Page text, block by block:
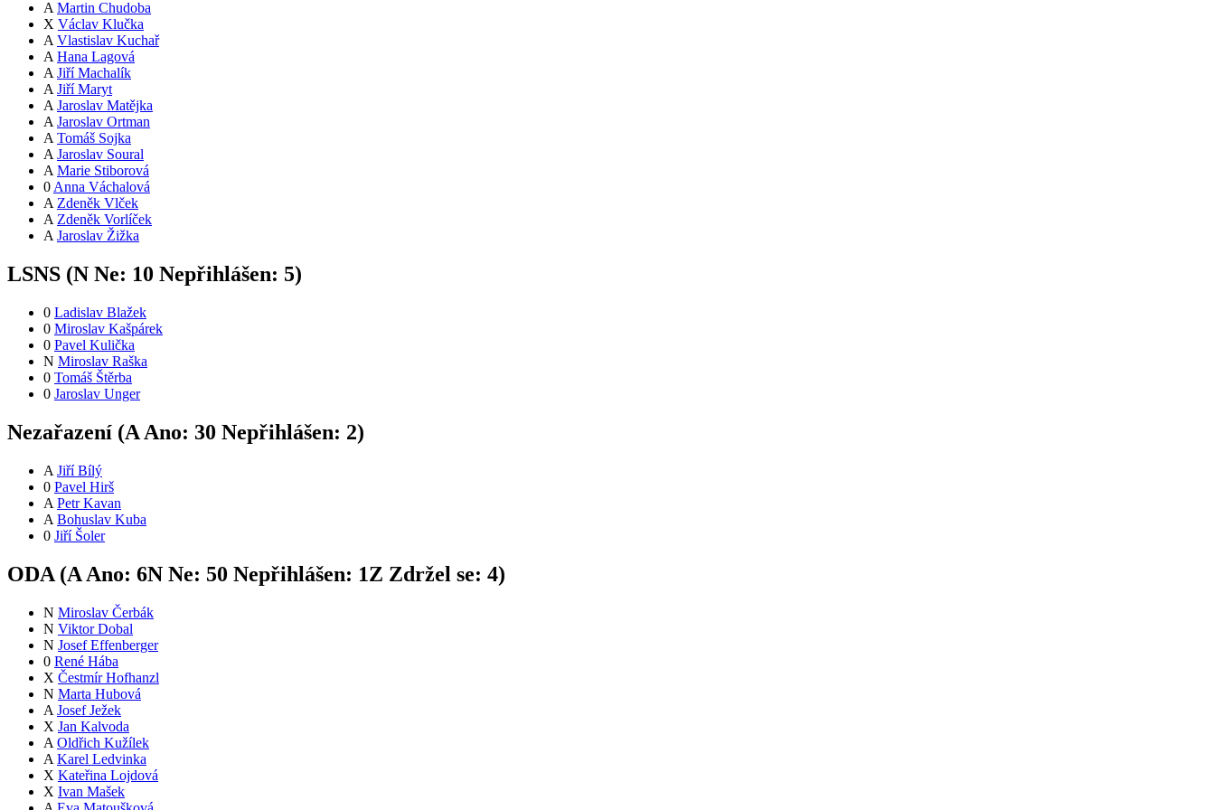
A Martin Chudoba
X Václav Klučka
A Vlastislav Kuchař
A Hana Lagová
A Jiří Machalík
A Jiří Maryt
A Jaroslav Matějka
A Jaroslav Ortman
A Tomáš Sojka
A Jaroslav Soural
A Marie Stiborová
0Anna Váchalová
A Zdeněk Vlček
A Zdeněk Vorlíček
A Jaroslav Žižka
LSNS (N Ne: 10 Nepřihlášen: 5)
0 Ladislav Blažek
0 Miroslav Kašpárek
0 Pavel Kulička
N Miroslav Raška
0 Tomáš Štěrba
0 Jaroslav Unger
Nezařazení (A Ano: 30 Nepřihlášen: 2)
A Jiří Bílý
0 Pavel Hirš
A Petr Kavan
A Bohuslav Kuba
0 Jiří Šoler
ODA (A Ano: 6N Ne: 50 Nepřihlášen: 1Z Zdržel se: 4)
N Miroslav Čerbák
N Viktor Dobal
N Josef Effenberger
0 René Hába
X Čestmír Hofhanzl
N Marta Hubová
A Josef Ježek
X Jan Kalvoda
A Oldřich Kužílek
A Karel Ledvinka
X Kateřina Lojdová
X Ivan Mašek